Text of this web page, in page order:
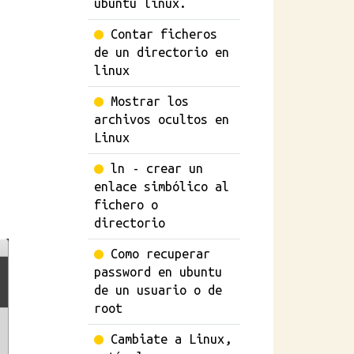
ubuntu linux.
Contar ficheros
de un directorio en
linux
Mostrar los
archivos ocultos en
Linux
ln - crear un
enlace simbólico al
fichero o
directorio
Como recuperar
password en ubuntu
de un usuario o de
root
Cambiate a Linux,